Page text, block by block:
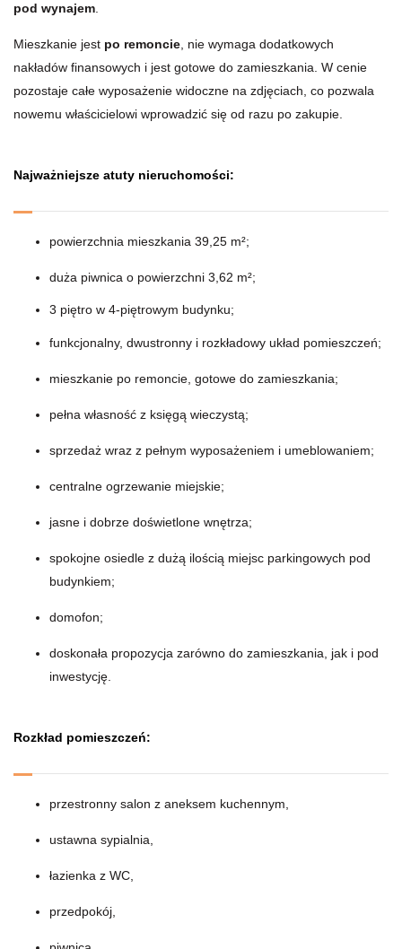
pod wynajem.
Mieszkanie jest po remoncie, nie wymaga dodatkowych
nakładów finansowych i jest gotowe do zamieszkania. W cenie
pozostaje całe wyposażenie widoczne na zdjęciach, co pozwala
nowemu właścicielowi wprowadzić się od razu po zakupie.
Najważniejsze atuty nieruchomości:
powierzchnia mieszkania 39,25 m²;
duża piwnica o powierzchni 3,62 m²;
3 piętro w 4-piętrowym budynku;
funkcjonalny, dwustronny i rozkładowy układ pomieszczeń;
mieszkanie po remoncie, gotowe do zamieszkania;
pełna własność z księgą wieczystą;
sprzedaż wraz z pełnym wyposażeniem i umeblowaniem;
centralne ogrzewanie miejskie;
jasne i dobrze doświetlone wnętrza;
spokojne osiedle z dużą ilością miejsc parkingowych pod
budynkiem;
domofon;
doskonała propozycja zarówno do zamieszkania, jak i pod
inwestycję.
Rozkład pomieszczeń:
przestronny salon z aneksem kuchennym,
ustawna sypialnia,
łazienka z WC,
przedpokój,